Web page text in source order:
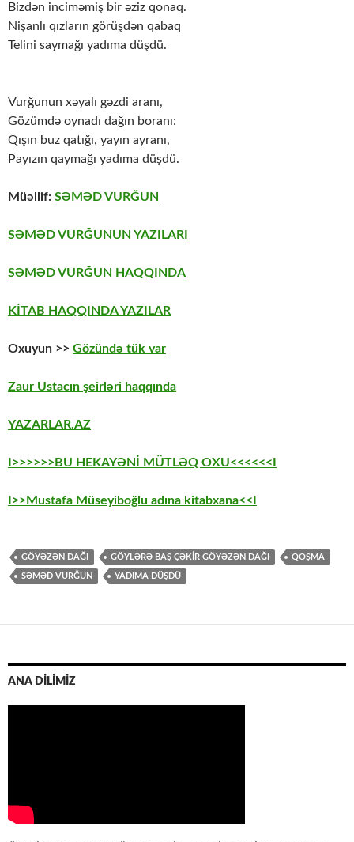
Bizdən inciməmiş bir əziz qonaq.
Nişanlı qızların görüşdən qabaq
Telini saymağı yadıma düşdü.
Vurğunun xəyalı gəzdi aranı,
Gözümdə oynadı dağın boranı:
Qışın buz qatığı, yayın ayranı,
Payızın qaymağı yadıma düşdü.
Müəllif: SƏMƏD VURĞUN
SƏMƏD VURĞUNUN YAZILARI
SƏMƏD VURĞUN HAQQINDA
KİTAB HAQQINDA YAZILAR
Oxuyun >> Gözündə tük var
Zaur Ustacın şeirləri haqqında
YAZARLAR.AZ
I>>>>>>BU HEKAYƏNİ MÜTLƏQ OXU<<<<<<I
I>>Mustafa Müseyiboğlu adına kitabxana<<I
GÖYƏZƏN DAĞI GÖYLƏRƏ BAŞ ÇƏKIR GÖYƏZƏN DAĞI QOŞMA
SƏMƏD VURĞUN YADIMA DÜŞDÜ
ANA DİLİMİZ